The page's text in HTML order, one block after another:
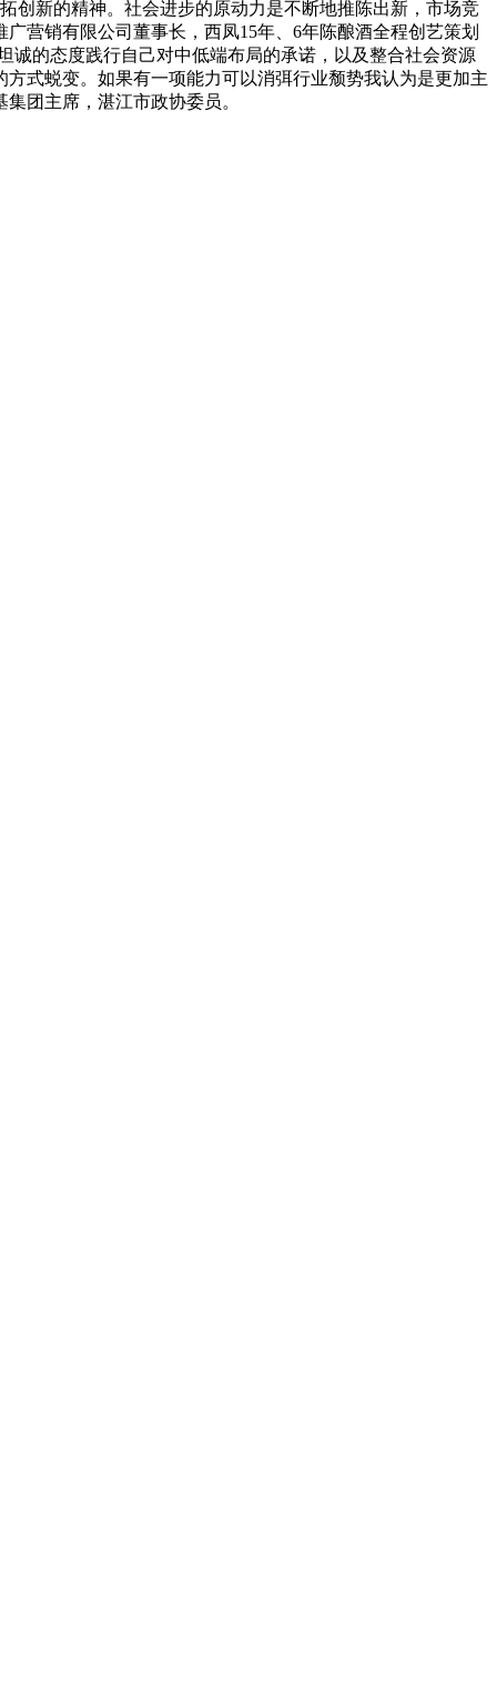
新的精神。社会进步的原动力是不断地推陈出新，市场竞
营销有限公司董事长，西凤15年、6年陈酿酒全程创艺策划
诚的态度践行自己对中低端布局的承诺，以及整合社会资源
式蜕变。如果有一项能力可以消弭行业颓势我认为是更加主
团主席，湛江市政协委员。